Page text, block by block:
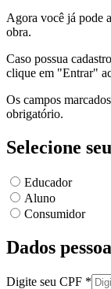
Agora você já pode
obra.
Caso possua
clique em "Entrar"
Os campos
obrigatório.
Selecione
Educador
Aluno
Consumidor
Dados
Digite seu CPF *